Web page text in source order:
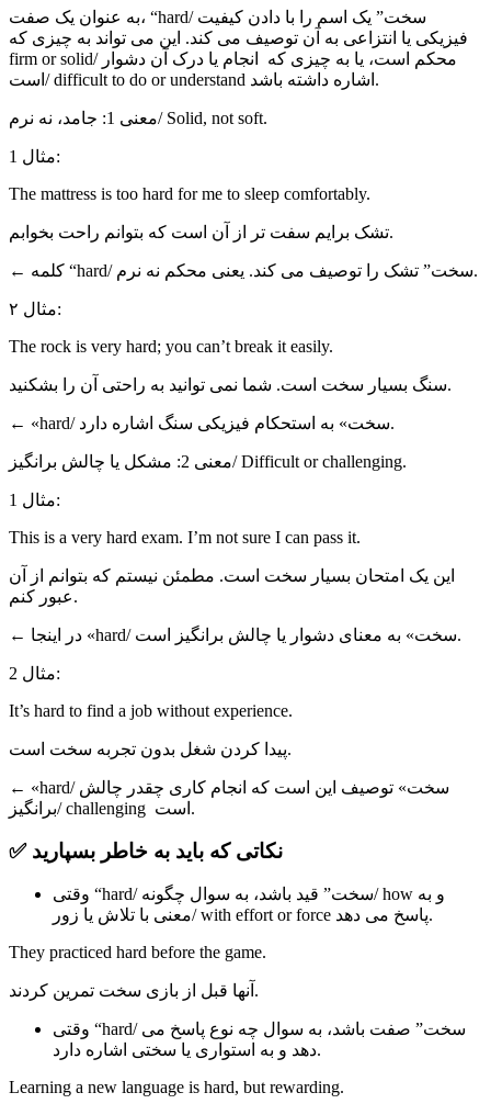
به عنوان یک صفت، “hard/ سخت” یک اسم را با دادن کیفیت
فیزیکی یا انتزاعی به آن توصیف می کند. این می تواند به چیزی که
firm or solid/ محکم است، یا به چیزی که انجام یا درک آن دشوار
است/ difficult to do or understand اشاره داشته باشد.
معنی 1: جامد، نه نرم/ Solid, not soft.
مثال 1:
The mattress is too hard for me to sleep comfortably.
تشک برایم سفت تر از آن است که بتوانم راحت بخوابم.
← کلمه “hard/ سخت” تشک را توصیف می کند. یعنی محکم نه نرم.
مثال ۲:
The rock is very hard; you can’t break it easily.
سنگ بسیار سخت است. شما نمی توانید به راحتی آن را بشکنید.
← «hard/ سخت» به استحکام فیزیکی سنگ اشاره دارد.
معنی 2: مشکل یا چالش برانگیز/ Difficult or challenging.
مثال 1:
This is a very hard exam. I’m not sure I can pass it.
این یک امتحان بسیار سخت است. مطمئن نیستم که بتوانم از آن
عبور کنم.
← در اینجا «hard/ سخت» به معنای دشوار یا چالش برانگیز است.
مثال 2:
It’s hard to find a job without experience.
پیدا کردن شغل بدون تجربه سخت است.
← «hard/ سخت» توصیف این است که انجام کاری چقدر چالش
برانگیز/ challenging است.
✅ نکاتی که باید به خاطر بسپارید
وقتی “hard/ سخت” قید باشد، به سوال چگونه/ how و به
معنی با تلاش یا زور/ with effort or force پاسخ می دهد.
They practiced hard before the game.
آنها قبل از بازی سخت تمرین کردند.
وقتی “hard/ سخت” صفت باشد، به سوال چه نوع پاسخ می
دهد و به استواری یا سختی اشاره دارد.
Learning a new language is hard, but rewarding.